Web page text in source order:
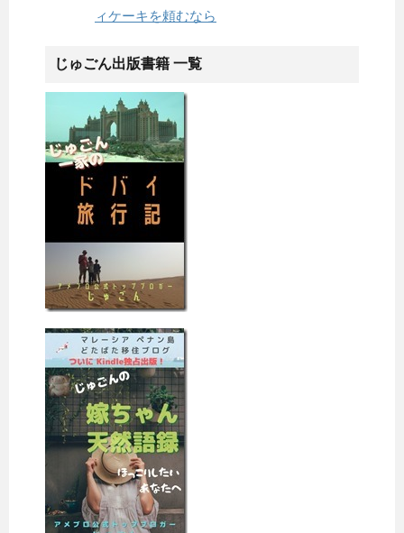
ィケーキを頼むなら
じゅごん出版書籍 一覧